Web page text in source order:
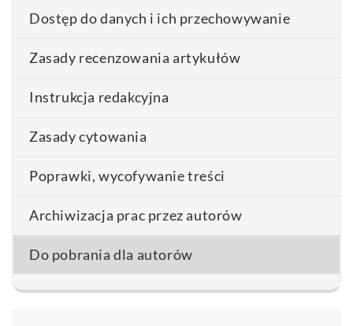
Dostęp do danych i ich przechowywanie
Zasady recenzowania artykułów
Instrukcja redakcyjna
Zasady cytowania
Poprawki, wycofywanie treści
Archiwizacja prac przez autorów
Do pobrania dla autorów